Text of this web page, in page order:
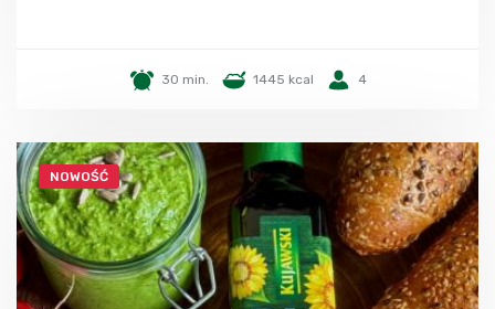
30 min. 1445 kcal 4
NOWOŚĆ